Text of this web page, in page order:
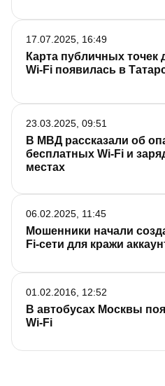
Карта публичных точек
Wi-Fi появилась в
17.07.2025, 16:49
В МВД рассказали об
бесплатных Wi-Fi и
местах
23.03.2025, 09:51
Мошенники начали
Fi-сети для кражи
06.02.2025, 11:45
В автобусах Москвы
Wi-Fi
01.02.2016, 12:52